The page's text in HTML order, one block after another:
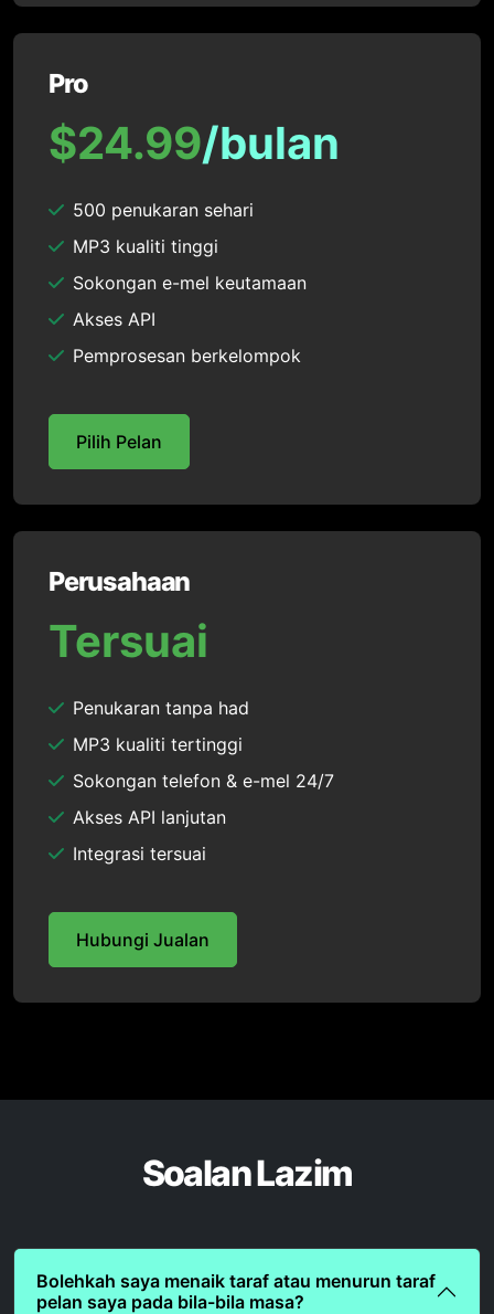
Pro
$24.99/bulan
500 penukaran sehari
MP3 kualiti tinggi
Sokongan e-mel keutamaan
Akses API
Pemprosesan berkelompok
Pilih Pelan
Perusahaan
Tersuai
Penukaran tanpa had
MP3 kualiti tertinggi
Sokongan telefon & e-mel 24/7
Akses API lanjutan
Integrasi tersuai
Hubungi Jualan
Soalan Lazim
Bolehkah saya menaik taraf atau menurun taraf
pelan saya pada bila-bila masa?